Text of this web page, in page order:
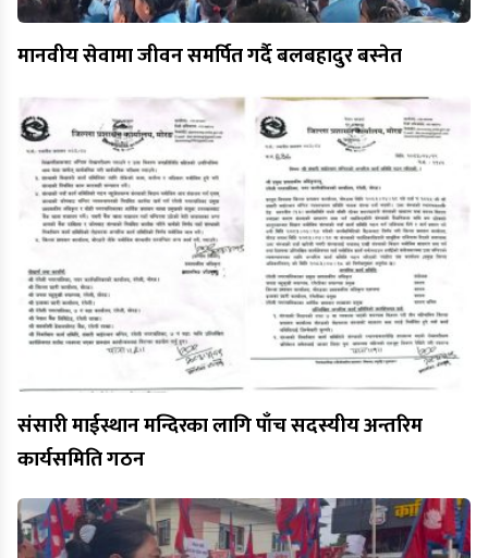
मानवीय सेवामा जीवन समर्पित गर्दै बलबहादुर बस्नेत
संसारी माईस्थान मन्दिरका लागि पाँच सदस्यीय अन्तरिम
कार्यसमिति गठन